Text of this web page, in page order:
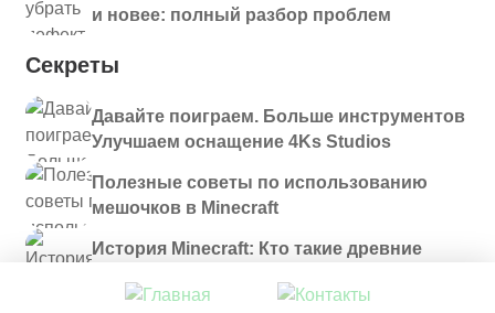
и новее: полный разбор проблем
Секреты
Давайте поиграем. Больше инструментов
Улучшаем оснащение 4Ks Studios
Полезные советы по использованию
мешочков в Minecraft
История Minecraft: Кто такие древние